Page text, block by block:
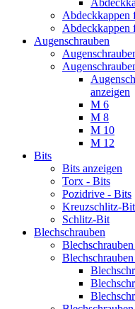
Abdeckkappen
Abdeckkappen
Augenschrauben
anzeigen
M 6
M 8
M 10
M 12
Bits
Bits anzeigen
Torx - Bits
Pozidrive - Bits
Kreuzschlitz-Bit
Schlitz-Bit
Blechschrauben